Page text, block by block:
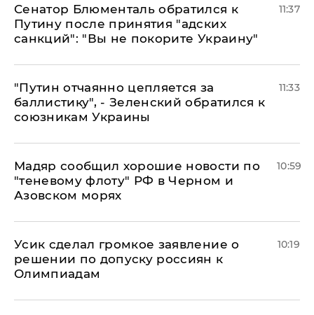
Сенатор Блюменталь обратился к
Путину после принятия "адских
санкций": "Вы не покорите Украину"
11:37
"Путин отчаянно цепляется за
баллистику", - Зеленский обратился к
союзникам Украины
11:33
Мадяр сообщил хорошие новости по
"теневому флоту" РФ в Черном и
Азовском морях
10:59
Усик сделал громкое заявление о
решении по допуску россиян к
Олимпиадам
10:19